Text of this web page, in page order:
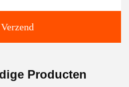
Verzend
Producten